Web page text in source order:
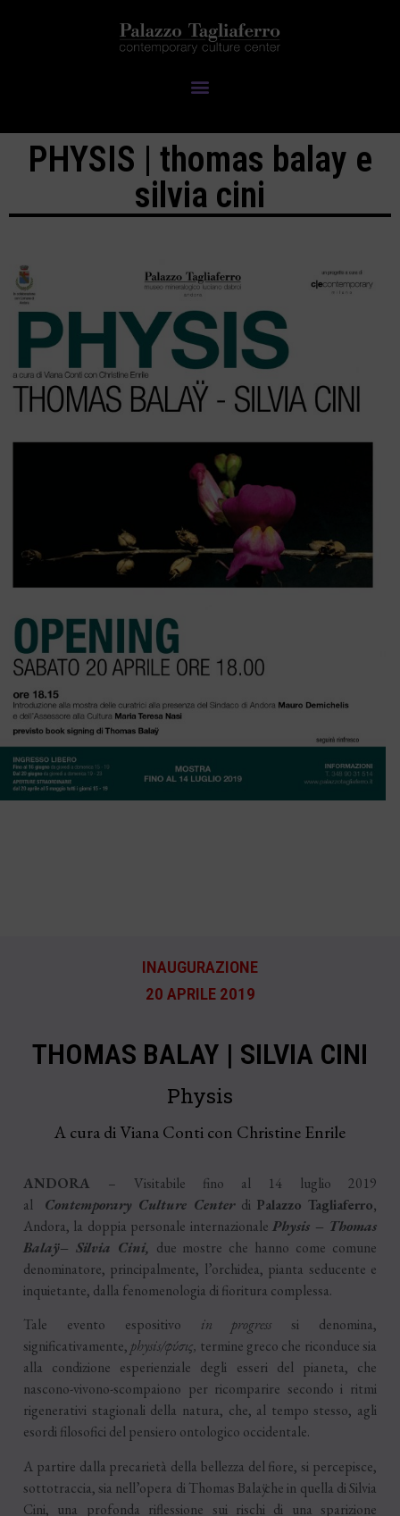
PHYSIS | thomas balay e
silvia cini
INAUGURAZIONE
20 APRILE 2019
THOMAS BALAY | SILVIA CINI
Physis
A cura di Viana Conti con Christine Enrile
ANDORA – Visitabile fino al 14 luglio 2019
al
Contemporary Culture Center di Palazzo Tagliaferro,
Andora, la doppia personale internazionalePhysis – Thomas
Balaӱ – Silvia Cini, due mostre che hanno come comune
denominatore, principalmente, l’orchidea, pianta seducente e
inquietante, dalla fenomenologia di fioritura complessa.
Tale evento espositivo in progress si denomina,
significativamente, physis/φύσις, termine greco che riconduce sia
alla condizione esperienziale degli esseri del pianeta, che
nascono-vivono-scompaiono per ricomparire secondo i ritmi
rigenerativi stagionali della natura, che, al tempo stesso, agli
esordi filosofici del pensiero ontologico occidentale.
A partire dalla precarietà della bellezza del fiore, si percepisce,
sottotraccia, sia nell’opera di Thomas Balaӱ che in quella di Silvia
Cini, una profonda riflessione sui rischi di una sparizione